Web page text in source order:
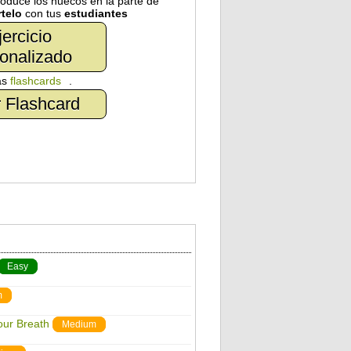
con tus estudiantes
flashcards
Flashcard
Easy
Breath Medium